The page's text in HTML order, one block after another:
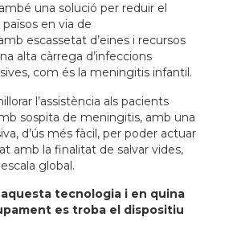
una solució per reduir el
en via de
escassetat d’eines i recursos
alta càrrega d’infeccions
com és la meningitis infantil.
l’assistència als pacients
sospita de meningitis, amb una
d’ús més fàcil, per poder actuar
amb la finalitat de salvar vides,
global.
tecnologia i en quina
es troba el dispositiu